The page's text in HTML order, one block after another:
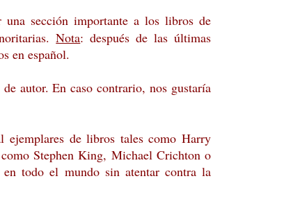
una sección importante a los libros de
Nota: después de las últimas
en español.
autor. En caso contrario, nos gustaría
ejemplares de libros tales como Harry
Stephen King, Michael Crichton o
todo el mundo sin atentar contra la